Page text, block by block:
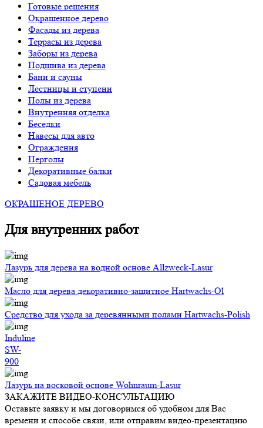
Готовые решения
Окрашенное дерево
Фасады из дерева
Террасы из дерева
Заборы из дерева
Подшива из дерева
Бани и сауны
Лестницы и ступени
Полы из дерева
Внутренняя отделка
Беседки
Навесы для авто
Ограждения
Перголы
Декоративные балки
Садовая мебель
ОКРАШЕНОЕ ДЕРЕВО
Для внутренних работ
Лазурь для дерева на водной основе Allzweck-Lasur
Масло для дерева декоративно-защитное Hartwachs-Ol
Средство для ухода за деревянными полами Hartwachs-Polish
Induline
SW-
900
Лазурь на восковой основе Wohnraum-Lasur
ЗАКАЖИТЕ ВИДЕО-КОНСУЛЬТАЦИЮ
Оставьте заявку и мы договоримся об удобном для Вас
времени и способе связи, или отправим видео-презентацию